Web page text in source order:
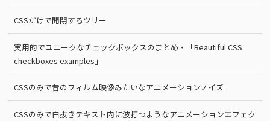
CSSだけで開閉するツリー
実用的でユニークなチェックボックスのまとめ・「Beautiful CSS
checkboxes examples」
CSSのみで昔のフィルム映像みたいなアニメーションノイズ
CSSのみで白抜きテキスト内に波打つようなアニメーションエフェク